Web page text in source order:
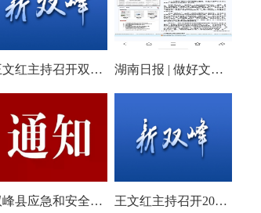
王文红主持召开双峰县2026年第18次县委常委会会议 湖南日报 | 做好文旅产业的“花样文章”
双峰县应急和安全生产委员会关于启动全县防汛、地质灾害、自然灾害救助四级应急响应的通知 王文红主持召开2026年第3次县委常委会（扩大）会议